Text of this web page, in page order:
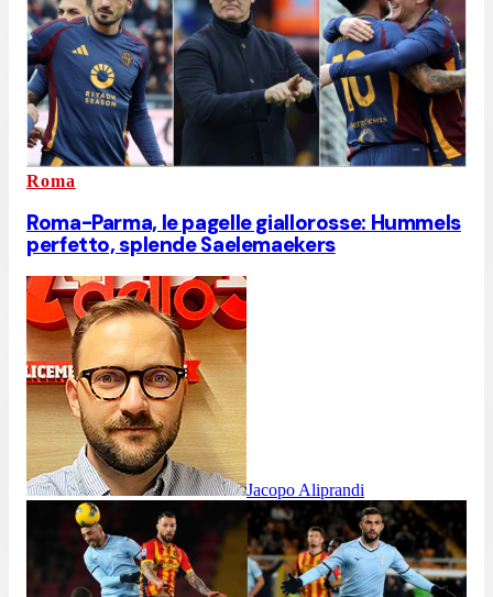
Roma
Roma-Parma, le pagelle giallorosse: Hummels
perfetto, splende Saelemaekers
Jacopo Aliprandi